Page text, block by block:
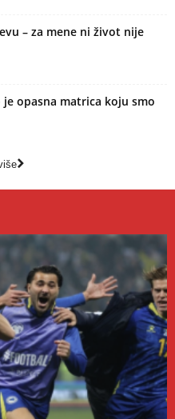
– za mene ni život nije
je opasna matrica koju smo